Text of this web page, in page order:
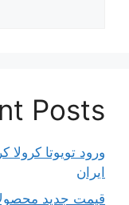
Posts
ایران
قیمت جدید